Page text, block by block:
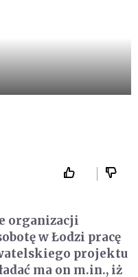
organizacji
w Łodzi pracę
projektu
ma on m.in., iż